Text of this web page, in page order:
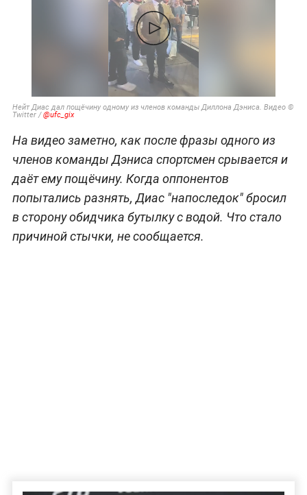
Нейт Диас дал пощёчину одному из членов команды Диллона Дэниса. Видео ©
Twitter /@ufc_gix
На видео заметно, как после фразы одного из
членов команды Дэниса спортсмен срывается и
даёт ему пощёчину. Когда оппонентов
попытались разнять, Диас "напоследок" бросил
в сторону обидчика бутылку с водой. Что стало
причиной стычки, не сообщается.